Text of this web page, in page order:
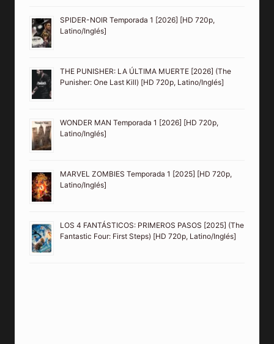
SPIDER-NOIR Temporada 1 [2026] [HD 720p,
Latino/Inglés]
THE PUNISHER: LA ÚLTIMA MUERTE [2026] (The
Punisher: One Last Kill) [HD 720p, Latino/Inglés]
WONDER MAN Temporada 1 [2026] [HD 720p,
Latino/Inglés]
MARVEL ZOMBIES Temporada 1 [2025] [HD 720p,
Latino/Inglés]
LOS 4 FANTÁSTICOS: PRIMEROS PASOS [2025] (The
Fantastic Four: First Steps) [HD 720p, Latino/Inglés]